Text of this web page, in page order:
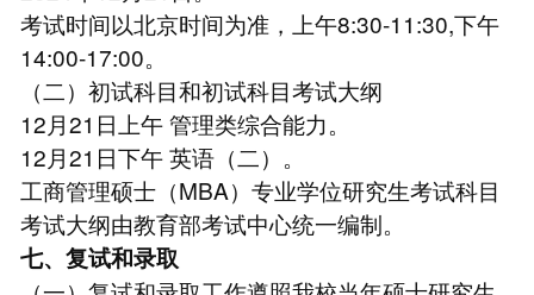
考试时间以北京时间为准，上午8:30-11:30,下午
14:00-17:00。
（二）初试科目和初试科目考试大纲
12月21日上午 管理类综合能力。
12月21日下午 英语（二）。
工商管理硕士（MBA）专业学位研究生考试科目
考试大纲由教育部考试中心统一编制。
七、复试和录取